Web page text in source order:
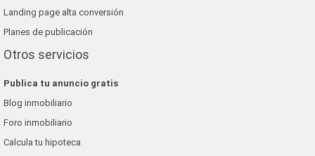
Landing page alta conversión
Planes de publicación
Otros servicios
Publica tu anuncio gratis
Blog inmobiliario
Foro inmobiliario
Calcula tu hipoteca